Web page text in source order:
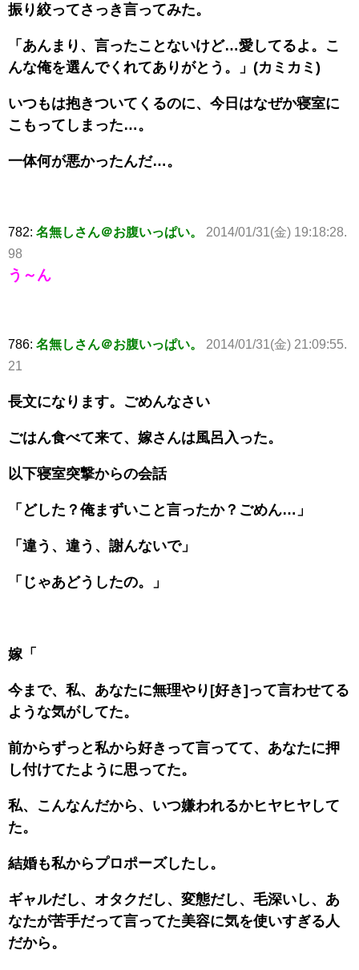
振り絞ってさっき言ってみた。
「あんまり、言ったことないけど…愛してるよ。こ
んな俺を選んでくれてありがとう。」(カミカミ)
いつもは抱きついてくるのに、今日はなぜか寝室に
こもってしまった…。
一体何が悪かったんだ…。
782: 名無しさん＠お腹いっぱい。
2014/01/31(金) 19:18:28.
98
う～ん
786: 名無しさん＠お腹いっぱい。
2014/01/31(金) 21:09:55.
21
長文になります。ごめんなさい
ごはん食べて来て、嫁さんは風呂入った。
以下寝室突撃からの会話
「どした？俺まずいこと言ったか？ごめん…」
「違う、違う、謝んないで」
「じゃあどうしたの。」
嫁「
今まで、私、あなたに無理やり[好き]って言わせてる
ような気がしてた。
前からずっと私から好きって言ってて、あなたに押
し付けてたように思ってた。
私、こんなんだから、いつ嫌われるかヒヤヒヤして
た。
結婚も私からプロポーズしたし。
ギャルだし、オタクだし、変態だし、毛深いし、あ
なたが苦手だって言ってた美容に気を使いすぎる人
だから。